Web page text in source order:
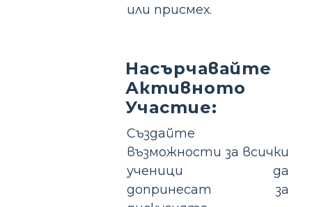
или присмех.
Насърчавайте
Активното
Участие:
Създайте
възможности за всички
ученици да
допринесат за